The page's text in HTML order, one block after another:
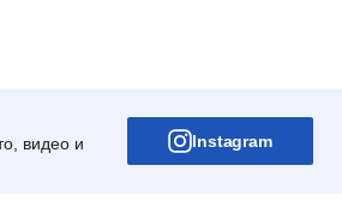
видео и
Instagram